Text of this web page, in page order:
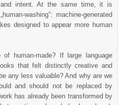
and intent. At the same time, it is
washing”: machine-generated
designed to appear more human
human-made? If large language
that felt distinctly creative and
any less valuable? And why are we
and should not be replaced by
has already been transformed by